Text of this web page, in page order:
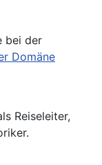
bei der
Domäne
Reiseleiter,